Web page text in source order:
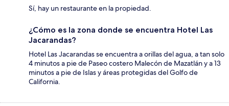
Sí, hay un restaurante en la propiedad.
¿Cómo es la zona donde se encuentra Hotel Las
Jacarandas?
Hotel Las Jacarandas se encuentra a orillas del agua, a tan solo
4 minutos a pie de Paseo costero Malecón de Mazatlán y a 13
minutos a pie de Islas y áreas protegidas del Golfo de
California.